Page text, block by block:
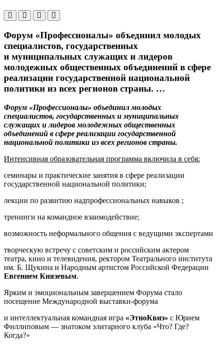
Форум «Профессионалы» объединил молодых
специалистов, государственных
и муниципальных служащих и лидеров
молодежных общественных объединений в сфере
реализации государственной национальной
политики из всех регионов страны. …
Форум «Профессионалы» объединил молодых
специалистов, государственных и муниципальных
служащих и лидеров молодежных общественных
объединений в сфере реализации государственной
национальной политики из всех регионов страны.
Интенсивная образовательная программа включила в себя:
семинары и практические занятия в сфере реализации
государственной национальной политики;
лекции по развитию надпрофессиональных навыков ;
тренинги на командное взаимодействие;
возможность неформального общения с ведущими экспертами
творческую встречу с советским и российским актером
театра, кино и телевидения, ректором Театрального института
им. Б. Щукина и Народным артистом Российской Федерации
Евгением Князевым.
Ярким и эмоциональным завершением Форума стало
посещение Международной выставки-форума
и интеллектуальная командная игра «ЭтноКвиз» с Юрием
Филлиповым — знатоком элитарного клуба «Что? Где?
Когда?»